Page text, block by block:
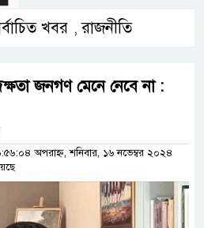
খবর ,রাজনীতি
জনগণ মেনে নেবে না :
অপরাহ্ন, শনিবার, ১৬ নভেম্বর ২০২৪